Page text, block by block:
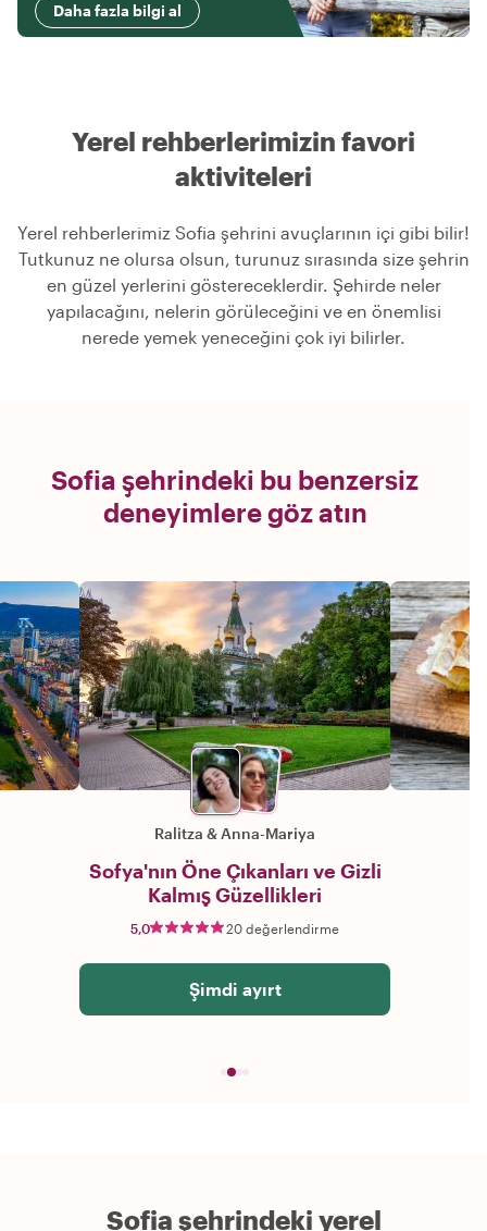
Daha fazla bilgi al
Yerel rehberlerimizin favori
aktiviteleri
Yerel rehberlerimiz Sofia şehrini avuçlarının içi gibi bilir!
Tutkunuz ne olursa olsun, turunuz sırasında size şehrin
en güzel yerlerini göstereceklerdir. Şehirde neler
yapılacağını, nelerin görüleceğini ve en önemlisi
nerede yemek yeneceğini çok iyi bilirler.
Sofia şehrindeki bu benzersiz
deneyimlere göz atın
Ralitza & Anna-Mariya
Sofya'nın Öne Çıkanları ve Gizli
Kalmış Güzellikleri
5,0 20 değerlendirme
Şimdi ayırt
Sofia şehrindeki yerel